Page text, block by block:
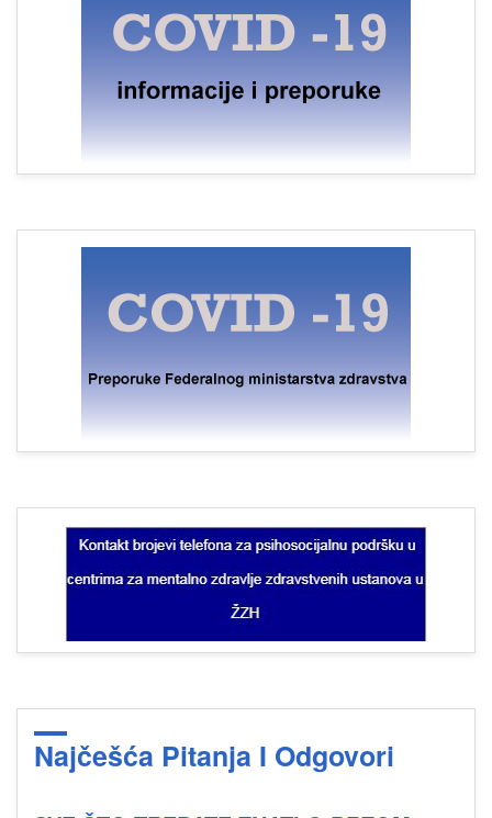
Najčešća Pitanja I Odgovori